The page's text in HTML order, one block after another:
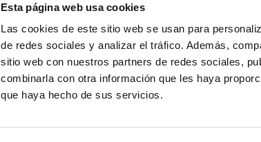
Esta página web usa cookies
Las cookies de este sitio web se usan para
de redes sociales y analizar el tráfico. Además,
sitio web con nuestros partners de redes sociales,
combinarla con otra información que les haya
que haya hecho de sus servicios.